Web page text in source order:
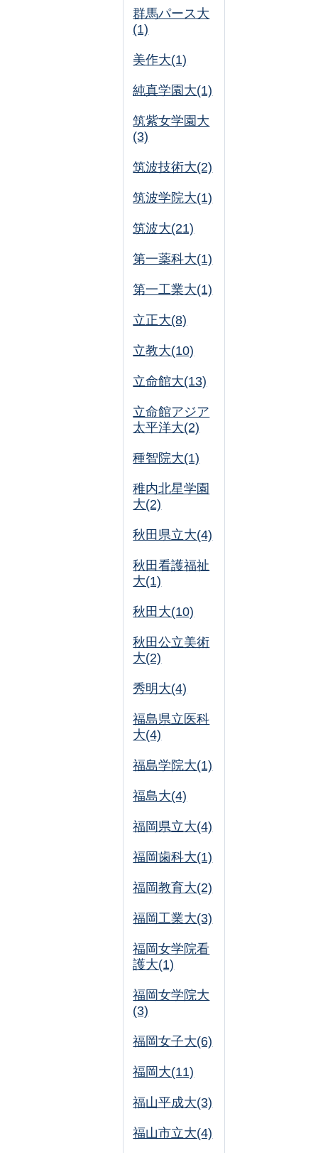
群馬パース大
(1)
美作大(1)
純真学園大(1)
筑紫女学園大
(3)
筑波技術大(2)
筑波学院大(1)
筑波大(21)
第一薬科大(1)
第一工業大(1)
立正大(8)
立教大(10)
立命館大(13)
立命館アジア
太平洋大(2)
種智院大(1)
稚内北星学園
大(2)
秋田県立大(4)
秋田看護福祉
大(1)
秋田大(10)
秋田公立美術
大(2)
秀明大(4)
福島県立医科
大(4)
福島学院大(1)
福島大(4)
福岡県立大(4)
福岡歯科大(1)
福岡教育大(2)
福岡工業大(3)
福岡女学院看
護大(1)
福岡女学院大
(3)
福岡女子大(6)
福岡大(11)
福山平成大(3)
福山市立大(4)